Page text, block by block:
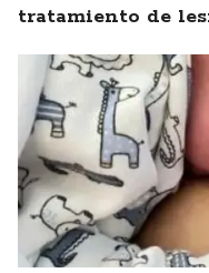
tratamiento de